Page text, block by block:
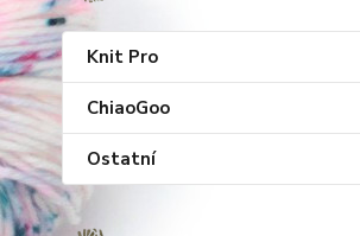
Knit Pro
ChiaoGoo
Ostatní